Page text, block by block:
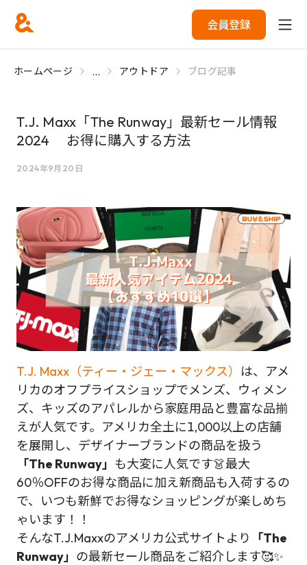
会員登録
ホームページ ... アウトドア ブログ記事
T.J. Maxx「The Runway」最新セール情報
2024 お得に購入する方法
2024年9月20日
T.J. Maxx（ティー・ジェー・マックス） は、アメ
リカのオフプライスショップでメンズ、ウィメン
ズ、キッズのアパレルから家庭用品と豊富な品揃
えが人気です。アメリカ全土に1,000以上の店舗
を展開し、デザイナーブランドの商品を扱う
「The Runway」 も大変に人気です👗最大
60％OFFのお得な商品に加え新商品も入荷するの
で、いつも新鮮でお得なショッピングが楽しめち
ゃいます！！
そんなT.J.Maxxのアメリカ公式サイトより
「The
Runway」 の最新セール商品をご紹介します🥰✨